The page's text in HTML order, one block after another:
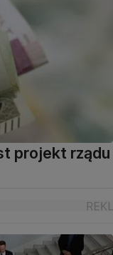
projekt rządu